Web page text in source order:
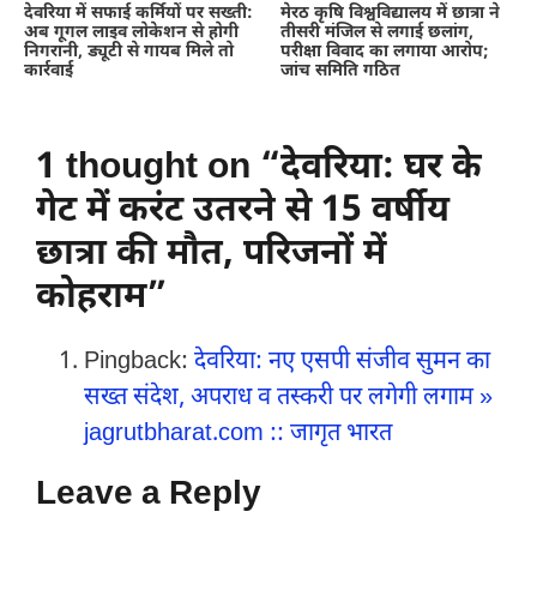
देवरिया में सफाई कर्मियों पर सख्ती:
अब गूगल लाइव लोकेशन से होगी
निगरानी, ड्यूटी से गायब मिले तो
कार्रवाई
मेरठ कृषि विश्वविद्यालय में छात्रा ने
तीसरी मंजिल से लगाई छलांग,
परीक्षा विवाद का लगाया आरोप;
जांच समिति गठित
1 thought on “देवरिया: घर के
गेट में करंट उतरने से 15 वर्षीय
छात्रा की मौत, परिजनों में
कोहराम”
Pingback: देवरिया: नए एसपी संजीव सुमन का
सख्त संदेश, अपराध व तस्करी पर लगेगी लगाम »
jagrutbharat.com :: जागृत भारत
Leave a Reply